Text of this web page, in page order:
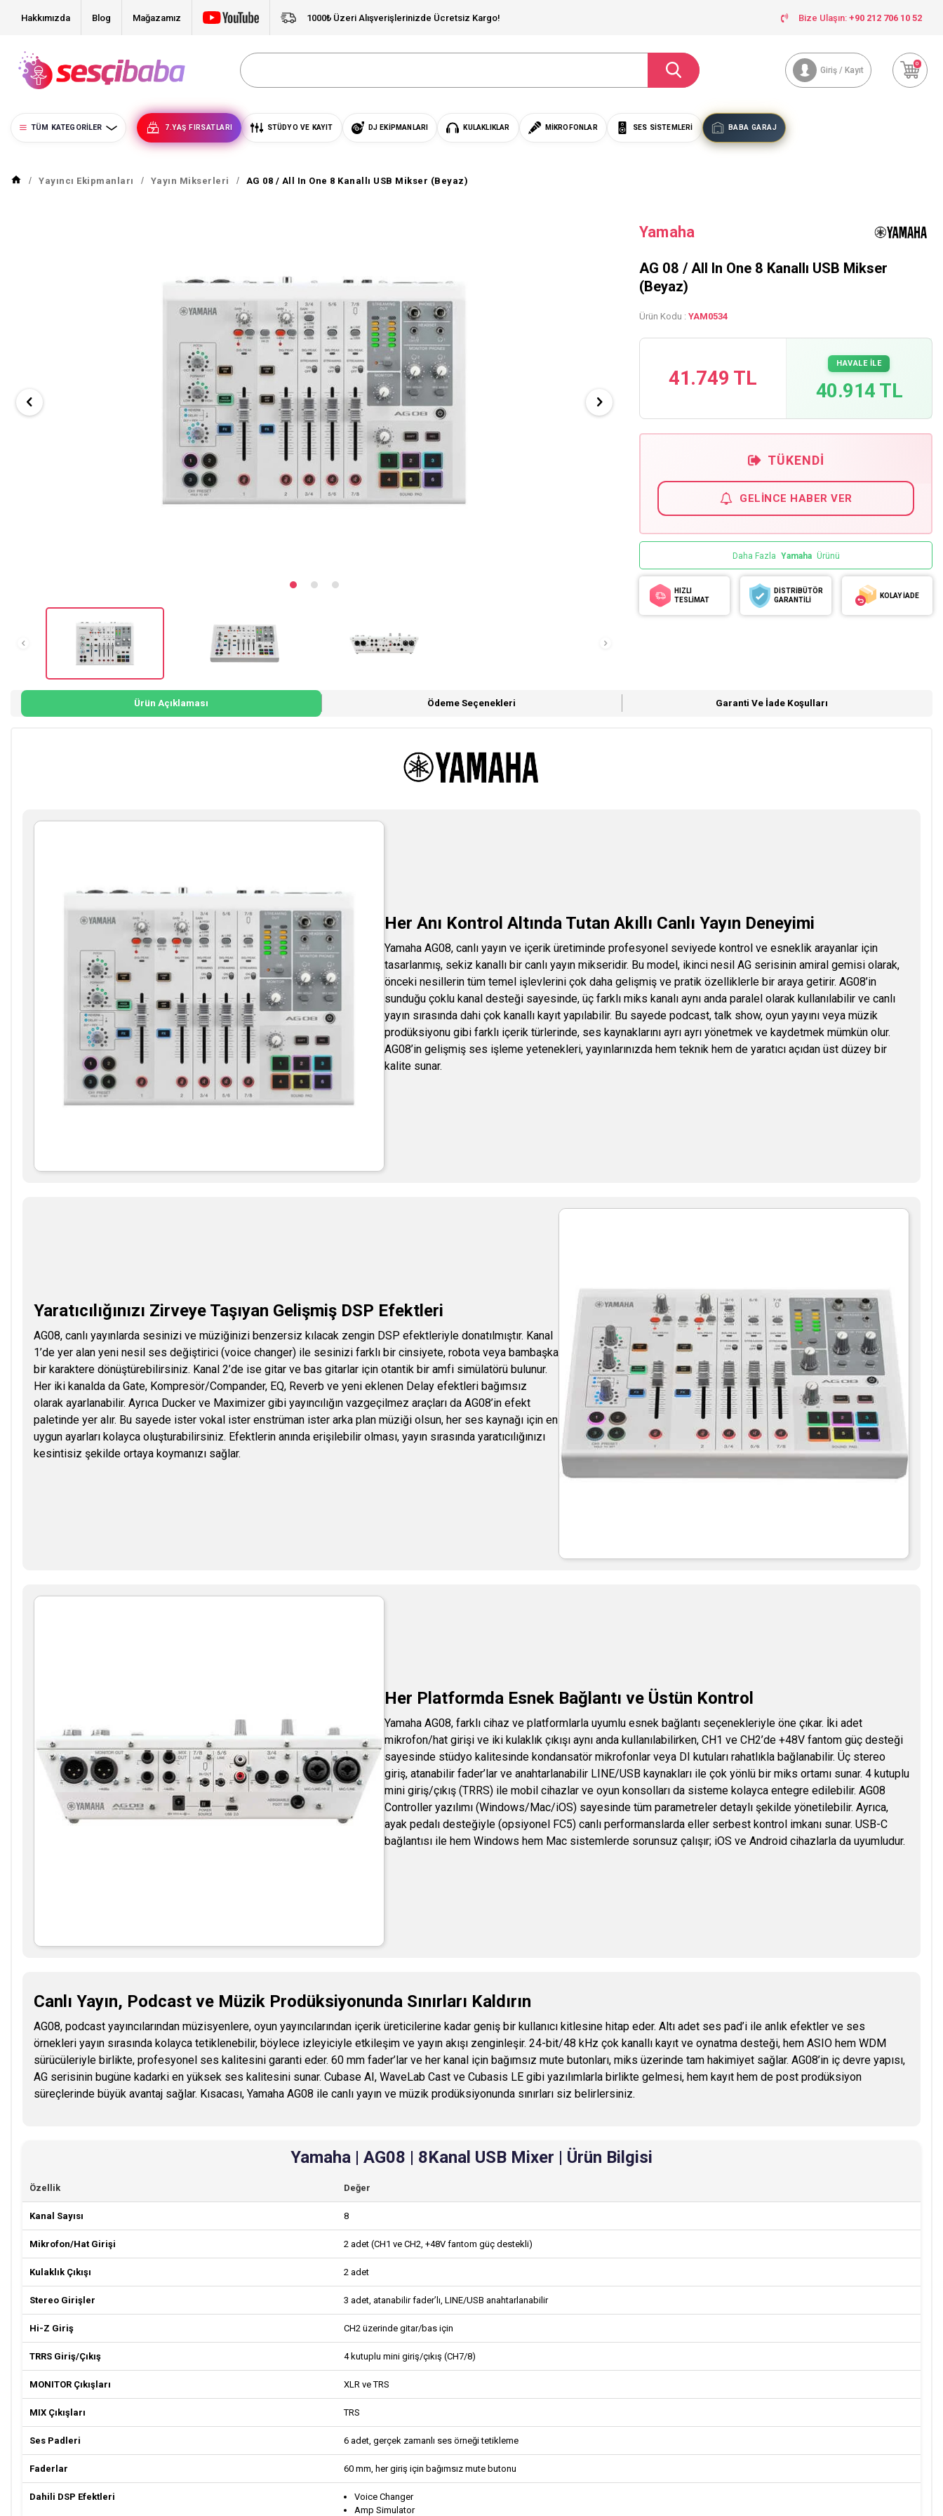
Hakkımızda Blog Mağazamız 1000₺ Üzeri Alışverişlerinizde Ücretsiz Kargo! Bize Ulaşın: +90 212 706 10 52
Giriş / Kayıt
0
TÜM KATEGORILER 7.YAŞ FIRSATLARI STÜDYO VE KAYIT DJ EKIPMANLARI KULAKLIKLAR MIKROFONLAR SES SISTEMLERI BABA GARAJ
Yayıncı Ekipmanları Yayın Mikserleri AG 08 / All In One 8 Kanallı USB Mikser (Beyaz)
Yamaha
AG 08 / All In One 8 Kanallı USB Mikser
(Beyaz)
Ürün Kodu : YAM0534
41.749 TL
HAVALE İLE
40.914 TL
TÜKENDI
GELINCE HABER VER
Daha Fazla Yamaha Ürünü
HIZLI
TESLİMAT
DİSTRİBÜTÖR
GARANTİLİ
KOLAY İADE
Ürün Açıklaması Ödeme Seçenekleri Garanti Ve İade Koşulları
Her Anı Kontrol Altında Tutan Akıllı Canlı Yayın Deneyimi
Yamaha AG08, canlı yayın ve içerik üretiminde profesyonel seviyede kontrol ve esneklik arayanlar için
tasarlanmış, sekiz kanallı bir canlı yayın mikseridir. Bu model, ikinci nesil AG serisinin amiral gemisi olarak,
önceki nesillerin tüm temel işlevlerini çok daha gelişmiş ve pratik özelliklerle bir araya getirir. AG08’in
sunduğu çoklu kanal desteği sayesinde, üç farklı miks kanalı aynı anda paralel olarak kullanılabilir ve canlı
yayın sırasında dahi çok kanallı kayıt yapılabilir. Bu sayede podcast, talk show, oyun yayını veya müzik
prodüksiyonu gibi farklı içerik türlerinde, ses kaynaklarını ayrı ayrı yönetmek ve kaydetmek mümkün olur.
AG08’in gelişmiş ses işleme yetenekleri, yayınlarınızda hem teknik hem de yaratıcı açıdan üst düzey bir
kalite sunar.
Yaratıcılığınızı Zirveye Taşıyan Gelişmiş DSP Efektleri
AG08, canlı yayınlarda sesinizi ve müziğinizi benzersiz kılacak zengin DSP efektleriyle donatılmıştır. Kanal
1’de yer alan yeni nesil ses değiştirici (voice changer) ile sesinizi farklı bir cinsiyete, robota veya bambaşka
bir karaktere dönüştürebilirsiniz. Kanal 2’de ise gitar ve bas gitarlar için otantik bir amfi simülatörü bulunur.
Her iki kanalda da Gate, Kompresör/Compander, EQ, Reverb ve yeni eklenen Delay efektleri bağımsız
olarak ayarlanabilir. Ayrıca Ducker ve Maximizer gibi yayıncılığın vazgeçilmez araçları da AG08’in efekt
paletinde yer alır. Bu sayede ister vokal ister enstrüman ister arka plan müziği olsun, her ses kaynağı için en
uygun ayarları kolayca oluşturabilirsiniz. Efektlerin anında erişilebilir olması, yayın sırasında yaratıcılığınızı
kesintisiz şekilde ortaya koymanızı sağlar.
Her Platformda Esnek Bağlantı ve Üstün Kontrol
Yamaha AG08, farklı cihaz ve platformlarla uyumlu esnek bağlantı seçenekleriyle öne çıkar. İki adet
mikrofon/hat girişi ve iki kulaklık çıkışı aynı anda kullanılabilirken, CH1 ve CH2’de +48V fantom güç desteği
sayesinde stüdyo kalitesinde kondansatör mikrofonlar veya DI kutuları rahatlıkla bağlanabilir. Üç stereo
giriş, atanabilir fader’lar ve anahtarlanabilir LINE/USB kaynakları ile çok yönlü bir miks ortamı sunar. 4 kutuplu
mini giriş/çıkış (TRRS) ile mobil cihazlar ve oyun konsolları da sisteme kolayca entegre edilebilir. AG08
Controller yazılımı (Windows/Mac/iOS) sayesinde tüm parametreler detaylı şekilde yönetilebilir. Ayrıca,
ayak pedalı desteğiyle (opsiyonel FC5) canlı performanslarda eller serbest kontrol imkanı sunar. USB-C
bağlantısı ile hem Windows hem Mac sistemlerde sorunsuz çalışır; iOS ve Android cihazlarla da uyumludur.
Canlı Yayın, Podcast ve Müzik Prodüksiyonunda Sınırları Kaldırın
AG08, podcast yayıncılarından müzisyenlere, oyun yayıncılarından içerik üreticilerine kadar geniş bir kullanıcı kitlesine hitap eder. Altı adet ses pad’i ile anlık efektler ve ses
örnekleri yayın sırasında kolayca tetiklenebilir, böylece izleyiciyle etkileşim ve yayın akışı zenginleşir. 24-bit/48 kHz çok kanallı kayıt ve oynatma desteği, hem ASIO hem WDM
sürücüleriyle birlikte, profesyonel ses kalitesini garanti eder. 60 mm fader’lar ve her kanal için bağımsız mute butonları, miks üzerinde tam hakimiyet sağlar. AG08’in iç devre yapısı,
AG serisinin bugüne kadarki en yüksek ses kalitesini sunar. Cubase AI, WaveLab Cast ve Cubasis LE gibi yazılımlarla birlikte gelmesi, hem kayıt hem de post prodüksiyon
süreçlerinde büyük avantaj sağlar. Kısacası, Yamaha AG08 ile canlı yayın ve müzik prodüksiyonunda sınırları siz belirlersiniz.
Yamaha | AG08 | 8Kanal USB Mixer | Ürün Bilgisi
Özellik Değer
Kanal Sayısı 8
Mikrofon/Hat Girişi 2 adet (CH1 ve CH2, +48V fantom güç destekli)
Kulaklık Çıkışı 2 adet
Stereo Girişler 3 adet, atanabilir fader’lı, LINE/USB anahtarlanabilir
Hi-Z Giriş CH2 üzerinde gitar/bas için
TRRS Giriş/Çıkış 4 kutuplu mini giriş/çıkış (CH7/8)
MONITOR Çıkışları XLR ve TRS
MIX Çıkışları TRS
Ses Padleri 6 adet, gerçek zamanlı ses örneği tetikleme
Faderlar 60 mm, her giriş için bağımsız mute butonu
Dahili DSP Efektleri
Voice Changer
Amp Simulator